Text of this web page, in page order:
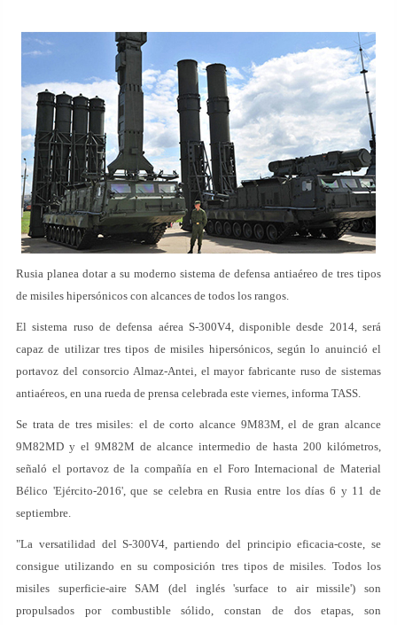
Rusia planea dotar a su moderno sistema de defensa antiaéreo de tres tipos
de misiles hipersónicos con alcances de todos los rangos.
El sistema ruso de defensa aérea S-300V4, disponible desde 2014, será
capaz de utilizar tres tipos de misiles hipersónicos, según lo anuinció el
portavoz del consorcio Almaz-Antei, el mayor fabricante ruso de sistemas
antiaéreos, en una rueda de prensa celebrada este viernes, informa TASS.
Se trata de tres misiles: el de corto alcance 9M83M, el de gran alcance
9M82MD y el 9M82M de alcance intermedio de hasta 200 kilómetros,
señaló el portavoz de la compañía en el Foro Internacional de Material
Bélico 'Ejército-2016', que se celebra en Rusia entre los días 6 y 11 de
septiembre.
"La versatilidad del S-300V4, partiendo del principio eficacia-coste, se
consigue utilizando en su composición tres tipos de misiles. Todos los
misiles superficie-aire SAM (del inglés 'surface to air missile') son
propulsados por combustible sólido, constan de dos etapas, son